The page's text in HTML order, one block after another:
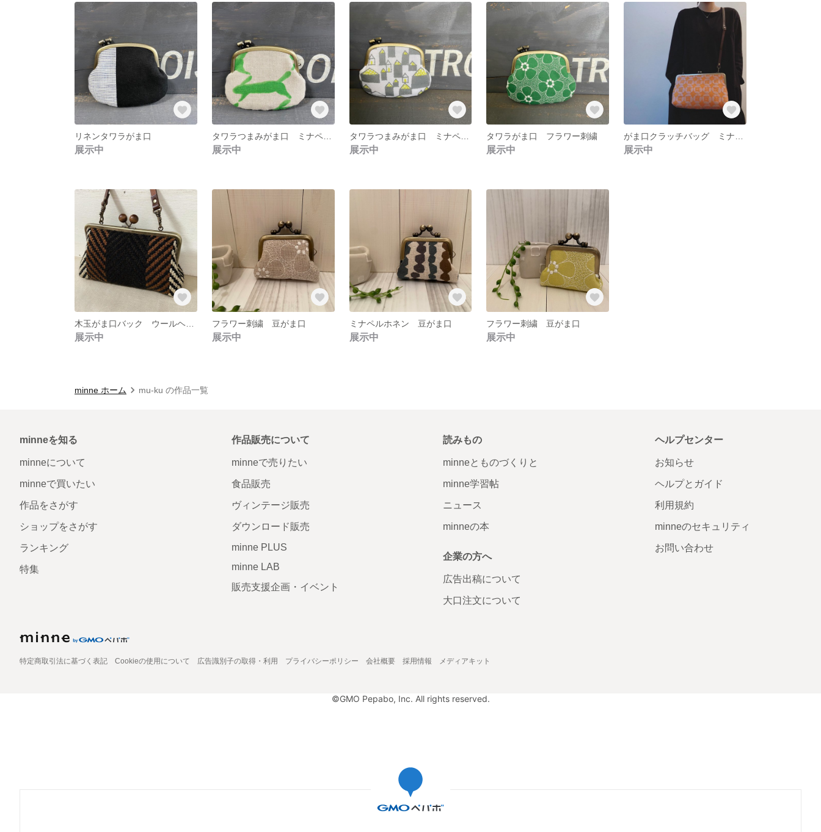
リネンタワラがま口
展示中
タワラつまみがま口 ミナペルホネン
展示中
タワラつまみがま口 ミナペルホネン
展示中
タワラがま口 フラワー刺繍
展示中 展示中
展示中
フラワー刺繍 豆がま口
展示中
ミナペルホネン 豆がま口
展示中
フラワー刺繍 豆がま口
展示中
minne ホーム mu-ku の作品一覧
minneを知る
minneについて
minneで買いたい
作品をさがす
ショップをさがす
ランキング
特集
作品販売について
minneで売りたい
食品販売
ヴィンテージ販売
ダウンロード販売
minne PLUS
minne LAB
販売支援企画・イベント
読みもの
minneとものづくりと
minne学習帖
ニュース
minneの本
企業の方へ
広告出稿について
大口注文について
ヘルプセンター
お知らせ
ヘルプとガイド
利用規約
minneのセキュリティ
お問い合わせ
特定商取引法に基づく表記 Cookieの使用について 広告識別子の取得・利用 プライバシーポリシー 会社概要 採用情報 メディアキット
©GMO Pepabo, Inc. All rights reserved.